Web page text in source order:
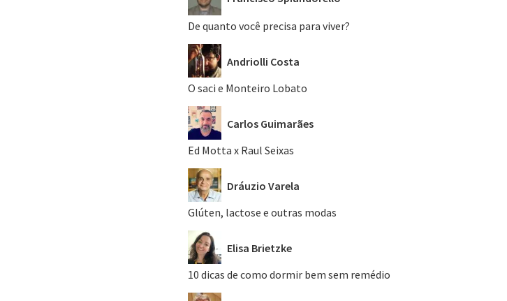
De quanto você precisa para viver?
Andriolli Costa
O saci e Monteiro Lobato
Carlos Guimarães
Ed Motta x Raul Seixas
Dráuzio Varela
Glúten, lactose e outras modas
Elisa Brietzke
10 dicas de como dormir bem sem remédio